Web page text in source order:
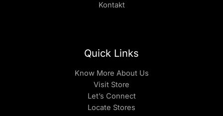
Kontakt
Quick Links
Know More About Us
Visit Store
Let’s Connect
Locate Stores